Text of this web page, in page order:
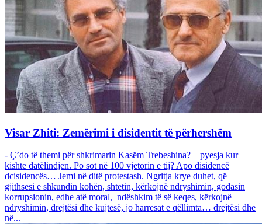
Visar Zhiti: Zemërimi i disidentit të përhershëm
- Ç’do të themi për shkrimarin Kasëm Trebeshina? – pyesja kur
kishte datëlindjen. Po sot në 100 vjetorin e tij? Apo disidencë
dcisidencës… Jemi në ditë protestash. Ngritja krye duhet, që
gjithsesi e shkundin kohën, shtetin, kërkojnë ndryshimin, godasin
korrupsionin, edhe atë moral, ndëshkim të së keqes, kërkojnë
ndryshimin, drejtësi dhe kujtesë, jo harresat e qëllimta… drejtësi dhe
në...